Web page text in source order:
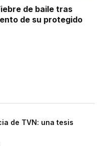
de baile tras
de su protegido
de TVN: una tesis